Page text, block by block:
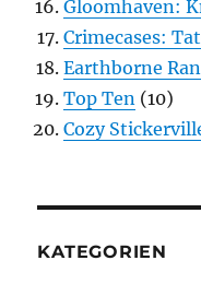
Gloomhaven:
Crimecases:
Earthborne
Top Ten (10)
Cozy
KATEGORIEN